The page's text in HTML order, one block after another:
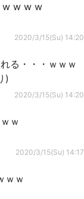
w w w w
2020/3/15(Su) 14:20
る・・・ｗｗｗ
)
2020/3/15(Su) 14:20
ｗ
2020/3/15(Su) 14:17
ｗｗ